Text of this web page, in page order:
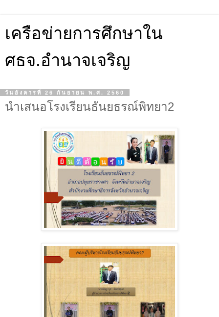
เครือข่ายการศึกษาใน
ศธจ.อำนาจเจริญ
วันอังคารที่ 26 กันยายน พ.ศ. 2560
นำเสนอโรงเรียนธันยธรณ์พิทยา2